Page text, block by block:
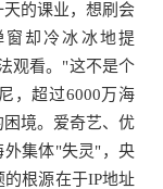
的课业，想刷会
却冷冰冰地提
观看。"这不是个
，超过6000万海
境。爱奇艺、优
外集体"失灵"，央
根源在于IP地址